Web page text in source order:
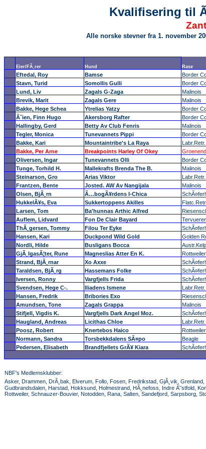
Kvalifisering til
Alle norske stevner fra 1. november
Eier/FÃ¸rer Hund Rase
Eftedal, Roy Bamse Border
Stavn, Turid Somollis Gulli Border
Lund, Liv Zagals G-Zaga Malinois
Brevik, Marit Zagals Gere Malinois
Bakke, Hege Schea Ytrelias Yatzy Border
Ã˜ien, Finn Hugo Akersborg Rafter Border
Hallingby, Gerd Betty Av Club Fenris Malinois
Tegler, Monica Tunevannets Pippi Border
Bakke, Kari Mountaintribe's La Raya Labr.Retr.
Bakke, Per Arne Breakpoints Harley Of Okey
Oliversen, Ingar Tunevannets Olli Border
Tunge, Torhild H. Mallekrafts Brenda The B. Malinois
Steinarson, Gro Arias Viktor Labr.Retr.
Frantzen, Bente Josted. AW Av Nangijala Malinois
Olsen, BjÃ¸rn Ã…bogÃ¥rdens I-Chica
HukkelÃ¥s, Eva Sukkertoppens Akilles Flatc.Retr.
Larsen, Tom Ba'hunnas Arthic Alfred
Auflem, Lidvard Fon De Clair Bayard
ThÃ¸gersen, Tommy Filou Ter Eyke
Hansen, Kari Duckpond Wild Gold Golden
Nordli, Hilde Busligans Bocca
GjÃ¸lgasÃ¦ter, Rune Magneslias Atter En K. Rottweiler
Strand, BjÃ¸rnar Xo Axxe
Taraldsen, BjÃ¸rg Hassemans Folke
Iversen, Ronny Vargfjells Frida
Svendsen, Hege C-. Iliadens Ismene Labr.Retr.
Hansen, Fredrik Bribories Exo
Amundsen, Tone Zagals Grappa Malinois
Stifjell, Vigdis K. Vargfjells Dark Angel Moz.
Haugland, Andreas Licithas Chloe Labr.Retr.
Poosz, Robert Knertebos Haico Rottweiler
Normann, Sandra Torsbekkdalens SÃ¤po Beagle
Pedersen, Elisabeth Brandfjellets GrÃ¥ Kiara
NBF's Medlemsklubber:
Asker, Drammen, DrÃ¸bak, Elverum, Follo, Fosen, Fredrikstad, GjÃ¸vik, Grenland,
Gudbrandsdalen, Harstad, Hokksund, Holmestrand, HÃ¸nefoss, Indre Ã˜stfold,
Rottweiler, Schnauzer-Bouvier, Notodden, Rana, Salten, Sandefjord, Sarpsborg,